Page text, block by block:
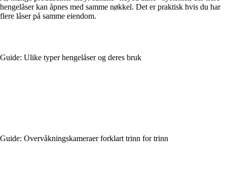
hengelåser kan åpnes med samme nøkkel. Det er praktisk hvis du har
flere låser på samme eiendom.
Guide: Ulike typer hengelåser og deres bruk
Guide: Overvåkningskameraer forklart trinn for trinn